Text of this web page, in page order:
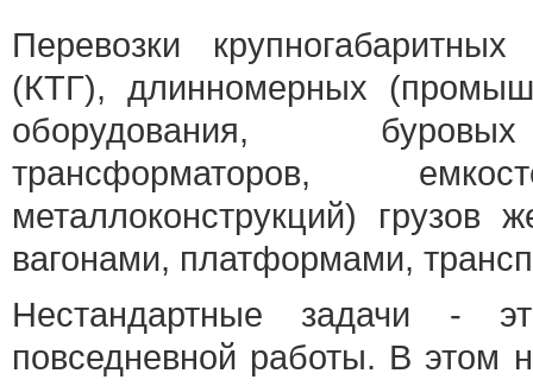
Перевозки
(КТГ), длинномерных
оборудования,
трансформаторов,
металлоконструкций) грузов
вагонами, платформами,
Нестандартные задачи -
повседневной работы. В этом